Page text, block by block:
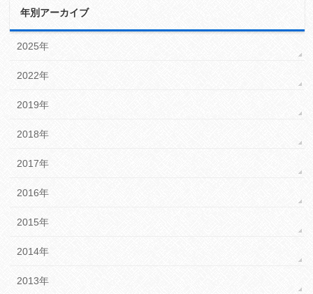
年別アーカイブ
2025年
2022年
2019年
2018年
2017年
2016年
2015年
2014年
2013年